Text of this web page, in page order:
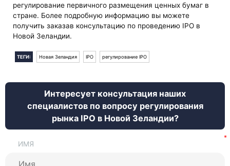
регулирование первичного размещения ценных бумаг в
стране. Более подробную информацию вы можете
получить заказав консультацию по проведению IPO в
Новой Зеландии.
ТЕГИ: Новая Зеландия IPO регулирование IPO
Интересует консультация наших
специалистов по вопросу регулирования
рынка IPO в Новой Зеландии?
ИМЯ